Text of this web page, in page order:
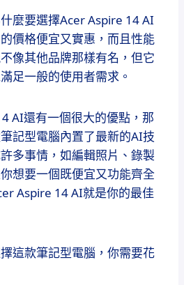
麼要選擇Acer Aspire 14 AI
價格便宜又實惠，而且性能
像其他品牌那樣有名，但它
足一般的使用者需求。
AI還有一個很大的優點，那
記型電腦內置了最新的AI技
多事情，如編輯照片、錄製
想要一個既便宜又功能齊全
Aspire 14 AI就是你的最佳
這款筆記型電腦，你需要花